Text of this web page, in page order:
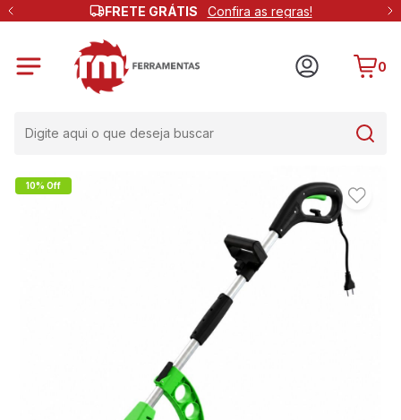
FRETE GRÁTIS Confira as regras!
0
10% Off